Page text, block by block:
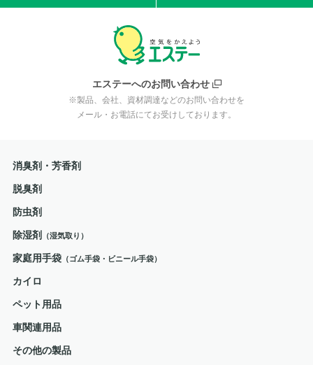
エステーへのお問い合わせ
※製品、会社、資材調達などのお問い合わせを
メール・お電話にてお受けしております。
消臭剤・芳香剤
脱臭剤
防虫剤
除湿剤 （湿気取り）
家庭用手袋（ゴム手袋・ビニール手袋）
カイロ
ペット用品
車関連用品
その他の製品